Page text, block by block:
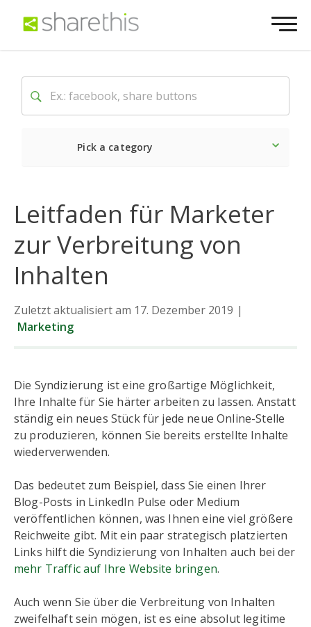
Pick a category
Leitfaden für Marketer
zur Verbreitung von
Inhalten
Zuletzt aktualisiert am 17. Dezember 2019 |
Marketing
Die Syndizierung ist eine großartige Möglichkeit,
Ihre Inhalte für Sie härter arbeiten zu lassen. Anstatt
ständig ein neues Stück für jede neue Online-Stelle
zu produzieren, können Sie bereits erstellte Inhalte
wiederverwenden.
Das bedeutet zum Beispiel, dass Sie einen Ihrer
Blog-Posts in LinkedIn Pulse oder Medium
veröffentlichen können, was Ihnen eine viel größere
Reichweite gibt. Mit ein paar strategisch platzierten
Links hilft die Syndizierung von Inhalten auch bei der
mehr Traffic auf Ihre Website bringen.
Auch wenn Sie über die Verbreitung von Inhalten
zweifelhaft sein mögen, ist es eine absolut legitime